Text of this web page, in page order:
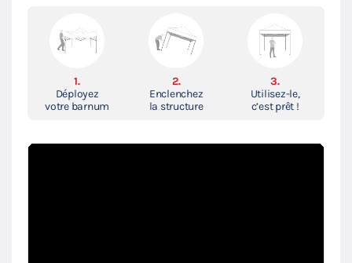
1.
Déployez
votre barnum
2.
Enclenchez
la structure
3.
Utilisez-le,
c’est prêt !